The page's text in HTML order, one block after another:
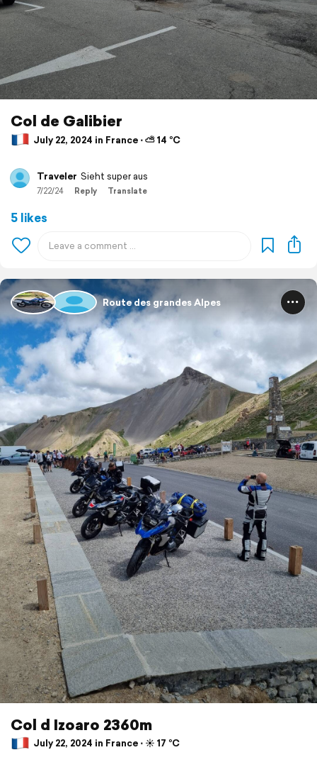
Col de Galibier
July 22, 2024 in France ⋅ ⛅ 14 °C
Traveler Sieht super aus
7/22/24 Reply Translate
5 likes
Route des grandes Alpes
Col d Izoaro 2360m
July 22, 2024 in France ⋅ ☀️ 17 °C